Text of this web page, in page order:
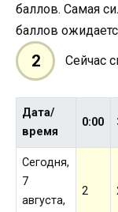
баллов. Самая
баллов
2 Сейчас
Дата/
время
0:00
Сегодня,
7
августа,
2